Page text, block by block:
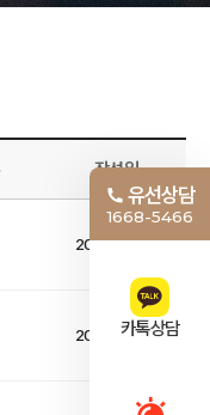
작성일
2025-09-16
2025-09-16
유선상담
1668-5466
카톡상담